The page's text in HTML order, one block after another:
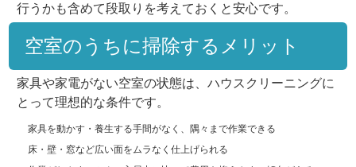
行うかも含めて段取りを考えておくと安心です。
空室のうちに掃除するメリット
家具や家電がない空室の状態は、ハウスクリーニングに
とって理想的な条件です。
家具を動かす・養生する手間がなく、隅々まで作業できる
床・壁・窓など広い面をムラなく仕上げられる